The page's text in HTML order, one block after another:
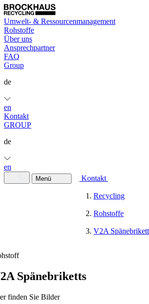
Umwelt- & Ressourcenmanagement
Rohstoffe
Über uns
Ansprechpartner
FAQ
Group
de
en
Kontakt
GROUP
de
en
Menü Kontakt
Recycling
Rohstoffe
V2A
Spänebriketts
finden Sie Bilder